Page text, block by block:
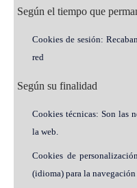
Según el tiempo que
Cookies de sesión:
red
Según su finalidad
Cookies técnicas: Son las
la web.
Cookies de
(idioma) para la